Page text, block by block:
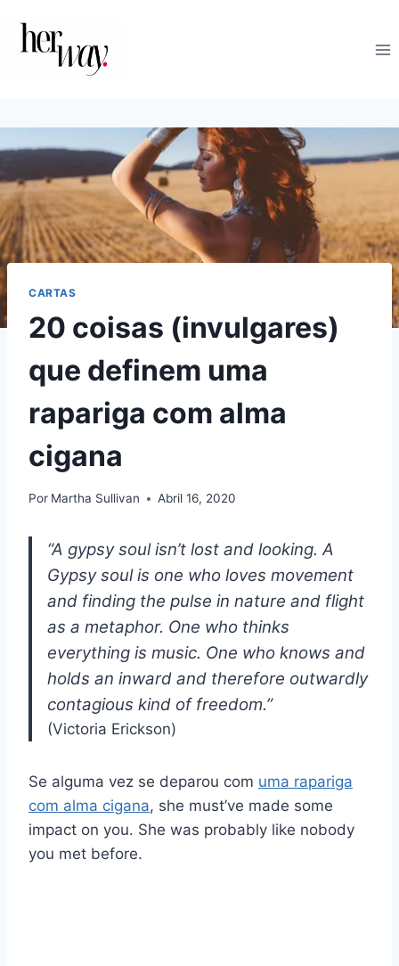
CARTAS
20 coisas (invulgares)
que definem uma
rapariga com alma
cigana
Por Martha Sullivan Abril 16, 2020
“A gypsy soul isn’t lost and looking. A
Gypsy soul is one who loves movement
and finding the pulse in nature and flight
as a metaphor. One who thinks
everything is music. One who knows and
holds an inward and therefore outwardly
contagious kind of freedom.”
(Victoria Erickson)
Se alguma vez se deparou com uma rapariga
com alma cigana, she must’ve made some
impact on you. She was probably like nobody
you met before.